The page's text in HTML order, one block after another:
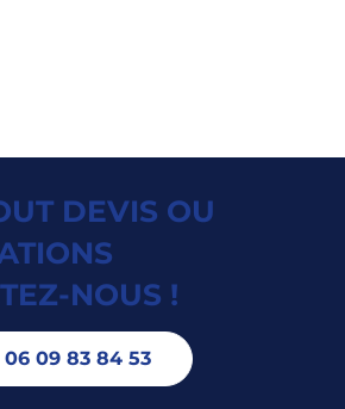
DEVIS OU
NOUS !
06 09 83 84 53